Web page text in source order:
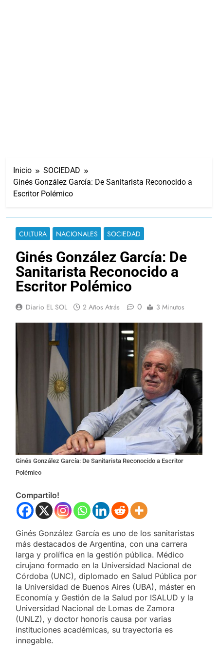
Inicio
SOCIEDAD
Ginés González García: De Sanitarista Reconocido a
Escritor Polémico
CULTURA NACIONALES SOCIEDAD
Ginés González García: De
Sanitarista Reconocido a
Escritor Polémico
Diario EL SOL 2 Años Atrás 0 3 Minutos
Ginés González García: De Sanitarista Reconocido a Escritor
Polémico
Compartilo!
Ginés González García es uno de los sanitaristas
más destacados de Argentina, con una carrera
larga y prolífica en la gestión pública. Médico
cirujano formado en la Universidad Nacional de
Córdoba (UNC), diplomado en Salud Pública por
la Universidad de Buenos Aires (UBA), máster en
Economía y Gestión de la Salud por ISALUD y la
Universidad Nacional de Lomas de Zamora
(UNLZ), y doctor honoris causa por varias
instituciones académicas, su trayectoria es
innegable.